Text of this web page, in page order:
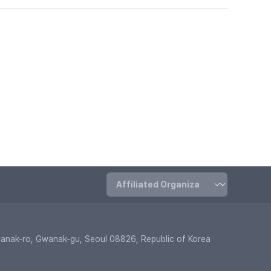
ro, Gwanak-gu, Seoul 08826, Republic of Korea